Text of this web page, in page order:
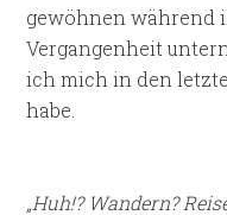
gewöhnen während
Vergangenheit
ich mich in den
habe.
„Huh!? Wandern?